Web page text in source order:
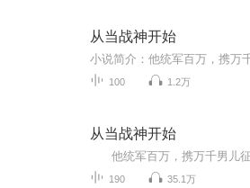
从当战神开始
100 1.2万
从当战神开始
190 35.1万